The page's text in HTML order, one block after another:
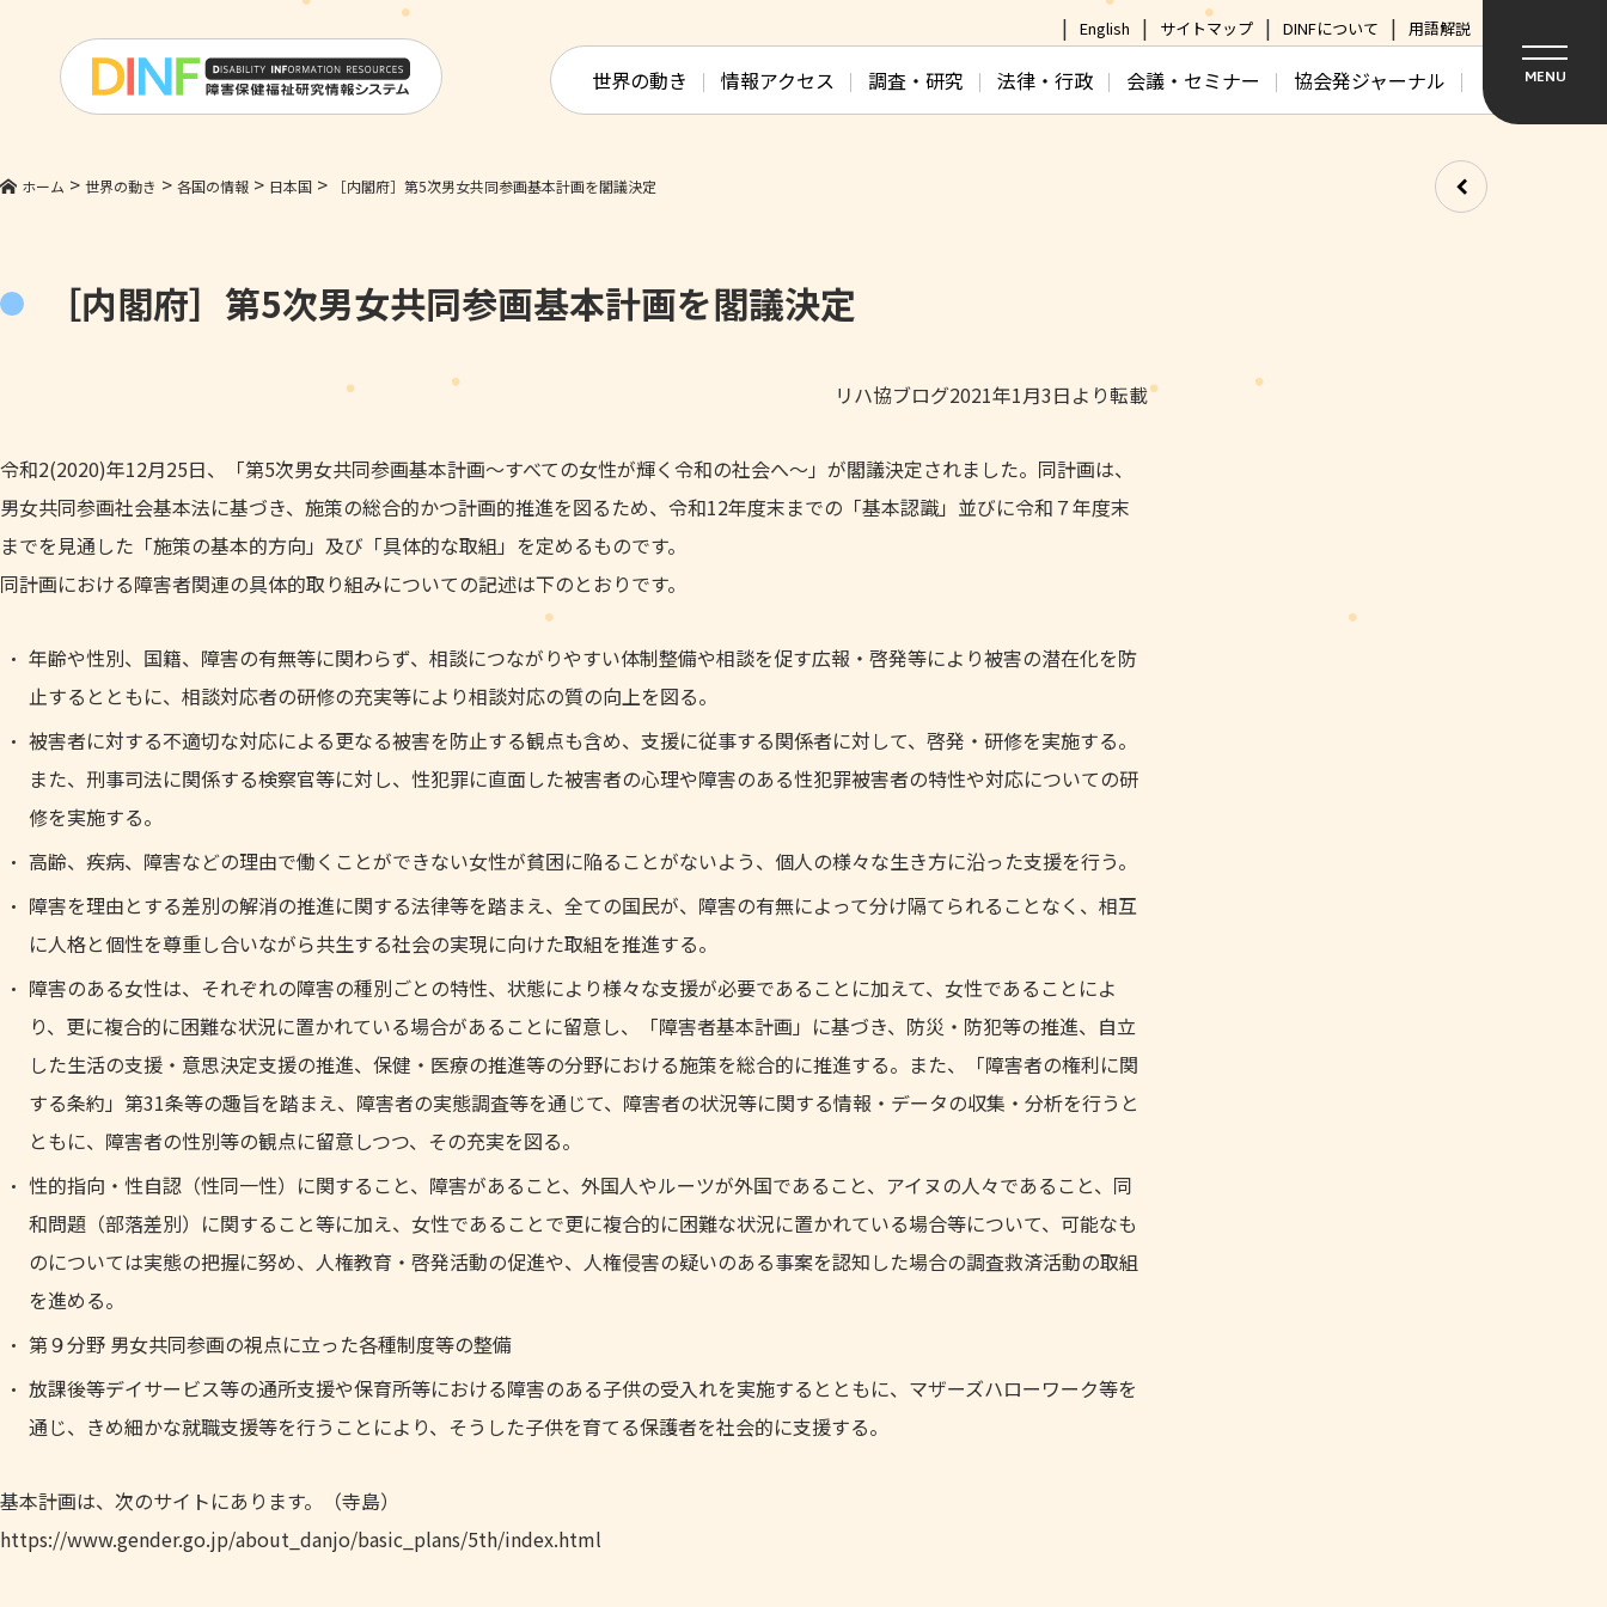
English サイトマップ DINFについて 用語解説
世界の動き 情報アクセス 調査・研究 法律・行政 会議・セミナー 協会発ジャーナル MENU
ホーム > 世界の動き > 各国の情報 > 日本国 > ［内閣府］第5次男女共同参画基本計画を閣議決定
［内閣府］第5次男女共同参画基本計画を閣議決定
リハ協ブログ2021年1月3日より転載
令和2(2020)年12月25日、「第5次男女共同参画基本計画～すべての女性が輝く令和の社会へ～」が閣議決定されました。同計画は、
男女共同参画社会基本法に基づき、施策の総合的かつ計画的推進を図るため、令和12年度末までの「基本認識」並びに令和７年度末
までを見通した「施策の基本的方向」及び「具体的な取組」を定めるものです。
同計画における障害者関連の具体的取り組みについての記述は下のとおりです。
年齢や性別、国籍、障害の有無等に関わらず、相談につながりやすい体制整備や相談を促す広報・啓発等により被害の潜在化を防
止するとともに、相談対応者の研修の充実等により相談対応の質の向上を図る。
被害者に対する不適切な対応による更なる被害を防止する観点も含め、支援に従事する関係者に対して、啓発・研修を実施する。
また、刑事司法に関係する検察官等に対し、性犯罪に直面した被害者の心理や障害のある性犯罪被害者の特性や対応についての研
修を実施する。
高齢、疾病、障害などの理由で働くことができない女性が貧困に陥ることがないよう、個人の様々な生き方に沿った支援を行う。
障害を理由とする差別の解消の推進に関する法律等を踏まえ、全ての国民が、障害の有無によって分け隔てられることなく、相互
に人格と個性を尊重し合いながら共生する社会の実現に向けた取組を推進する。
障害のある女性は、それぞれの障害の種別ごとの特性、状態により様々な支援が必要であることに加えて、女性であることによ
り、更に複合的に困難な状況に置かれている場合があることに留意し、「障害者基本計画」に基づき、防災・防犯等の推進、自立
した生活の支援・意思決定支援の推進、保健・医療の推進等の分野における施策を総合的に推進する。また、「障害者の権利に関
する条約」第31条等の趣旨を踏まえ、障害者の実態調査等を通じて、障害者の状況等に関する情報・データの収集・分析を行うと
ともに、障害者の性別等の観点に留意しつつ、その充実を図る。
性的指向・性自認（性同一性）に関すること、障害があること、外国人やルーツが外国であること、アイヌの人々であること、同
和問題（部落差別）に関すること等に加え、女性であることで更に複合的に困難な状況に置かれている場合等について、可能なも
のについては実態の把握に努め、人権教育・啓発活動の促進や、人権侵害の疑いのある事案を認知した場合の調査救済活動の取組
を進める。
第９分野 男女共同参画の視点に立った各種制度等の整備
放課後等デイサービス等の通所支援や保育所等における障害のある子供の受入れを実施するとともに、マザーズハローワーク等を
通じ、きめ細かな就職支援等を行うことにより、そうした子供を育てる保護者を社会的に支援する。
基本計画は、次のサイトにあります。（寺島）
https://www.gender.go.jp/about_danjo/basic_plans/5th/index.html